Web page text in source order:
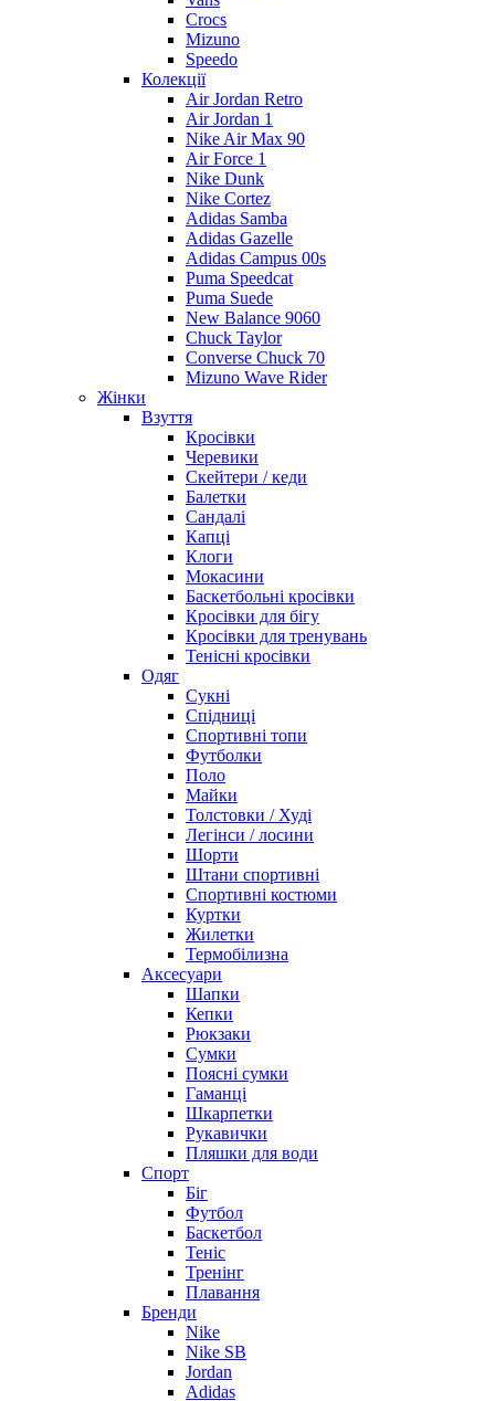
Crocs
Mizuno
Speedo
Колекції
Air Jordan Retro
Air Jordan 1
Nike Air Max 90
Air Force 1
Nike Dunk
Nike Cortez
Adidas Samba
Adidas Gazelle
Adidas Campus 00s
Puma Speedcat
Puma Suede
New Balance 9060
Chuck Taylor
Converse Chuck 70
Mizuno Wave Rider
Жінки
Взуття
Кросівки
Черевики
Скейтери / кеди
Балетки
Сандалі
Капці
Клоги
Мокасини
Баскетбольні кросівки
Кросівки для бігу
Кросівки для тренувань
Тенісні кросівки
Одяг
Сукні
Спідниці
Спортивні топи
Футболки
Поло
Майки
Толстовки / Худі
Легінси / лосини
Шорти
Штани спортивні
Спортивні костюми
Куртки
Жилетки
Термобілизна
Аксесуари
Шапки
Кепки
Рюкзаки
Сумки
Поясні сумки
Гаманці
Шкарпетки
Рукавички
Пляшки для води
Спорт
Біг
Футбол
Баскетбол
Теніс
Тренінг
Плавання
Бренди
Nike
Nike SB
Jordan
Adidas